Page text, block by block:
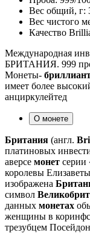
Вес общий, г:
Вес чистого
Качество
Международная
БРИТАНИЯ. 999
Монеты-
имеет более
анциркулейтед
О монете
Британия (англ.
платиновых
аверсе монет серии
королевы
изображена
символ
данных монетах
женщины в
трезубцем